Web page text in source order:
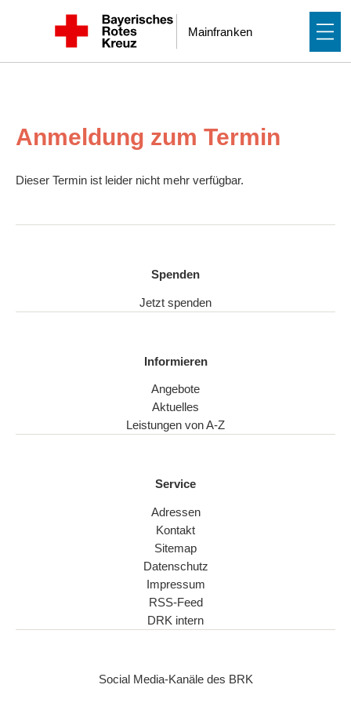
Anmeldung zum Termin
Dieser Termin ist leider nicht mehr verfügbar.
Spenden
Jetzt spenden
Informieren
Angebote
Aktuelles
Leistungen von A-Z
Service
Adressen
Kontakt
Sitemap
Datenschutz
Impressum
RSS-Feed
DRK intern
Social Media-Kanäle des BRK